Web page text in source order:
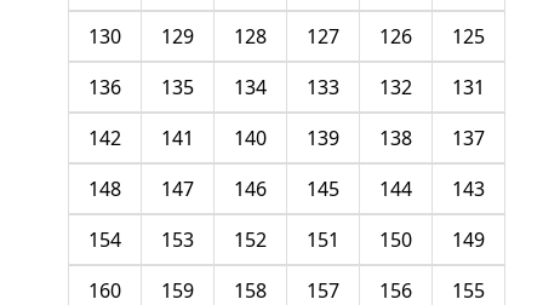
125
126
127
128
129
130
131
132
133
134
135
136
137
138
139
140
141
142
143
144
145
146
147
148
149
150
151
152
153
154
155
156
157
158
159
160